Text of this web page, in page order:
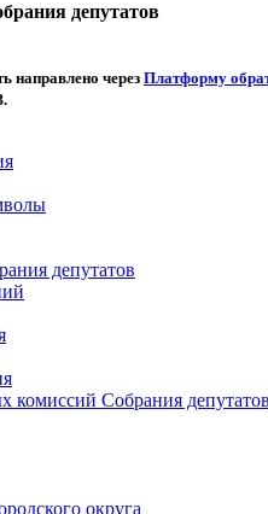
депутатов
направлено через Платформу
депутатов
комиссий Собрания депутатов
округа